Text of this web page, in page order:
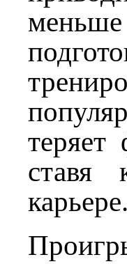
ставя
карьере.